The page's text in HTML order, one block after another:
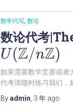
数学代写 数论
数论代考
U(Z/nZ)
如果需要数学竞赛或者
代考请随时练习我们，
Byadmin 3 年 ago